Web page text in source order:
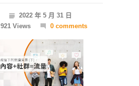
2022 年 5 月 31 日
921 Views 0 comments